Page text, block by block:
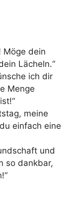
Möge dein
Lächeln.“
ich dir
Menge
meine
einfach eine
und
so dankbar,